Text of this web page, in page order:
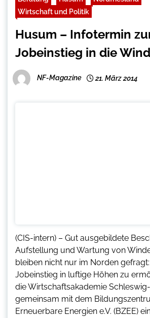
Wirtschaft und Politik
Husum – Infotermin
Jobeinstieg in die
NF-Magazine 21. März 2014
(CIS-intern) – Gut ausgebildete
Aufstellung und Wartung von
bleiben nicht nur im Norden
Jobeinstieg in luftige Höhen zu
die Wirtschaftsakademie
gemeinsam mit dem
Erneuerbare Energien e.V. (BZEE)